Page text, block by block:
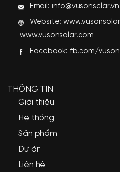
Email: info@vusonsolar.vn
Website:
www.vusonsolar.com
Facebook: fb.com/
THÔNG TIN
Giới thiệu
Hệ thống
Sản phẩm
Dự án
Liên hệ